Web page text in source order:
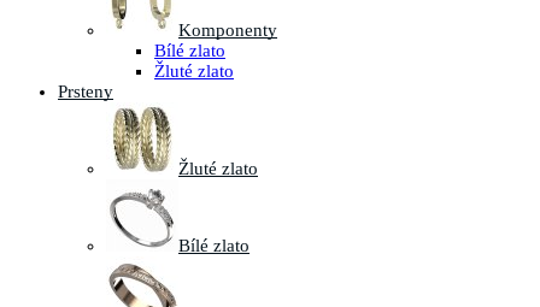
Komponenty
Bílé zlato
Žluté zlato
Prsteny
Žluté zlato
Bílé zlato